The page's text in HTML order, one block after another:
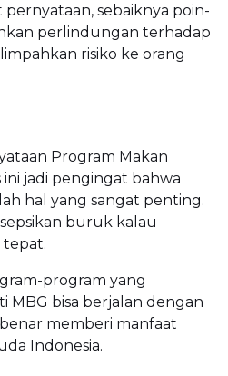
pernyataan, sebaiknya poin-
perlindungan terhadap
risiko ke orang
Program Makan
ini jadi pengingat bahwa
hal yang sangat penting.
buruk kalau
tepat.
program yang
MBG bisa berjalan dengan
memberi manfaat
Indonesia.